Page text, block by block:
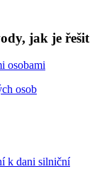
jak je řešit
osobami
osob
k dani silniční